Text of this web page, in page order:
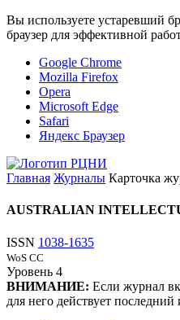
Вы используете устаревший
браузер для эффективной
Google Chrome
Mozilla Firefox
Opera
Microsoft Edge
Safari
Яндекс Браузер
Главная Журналы Карточка
AUSTRALIAN
ISSN 1038-1635
WoS CC
Уровень 4
ВНИМАНИЕ: Если журнал
для него действует